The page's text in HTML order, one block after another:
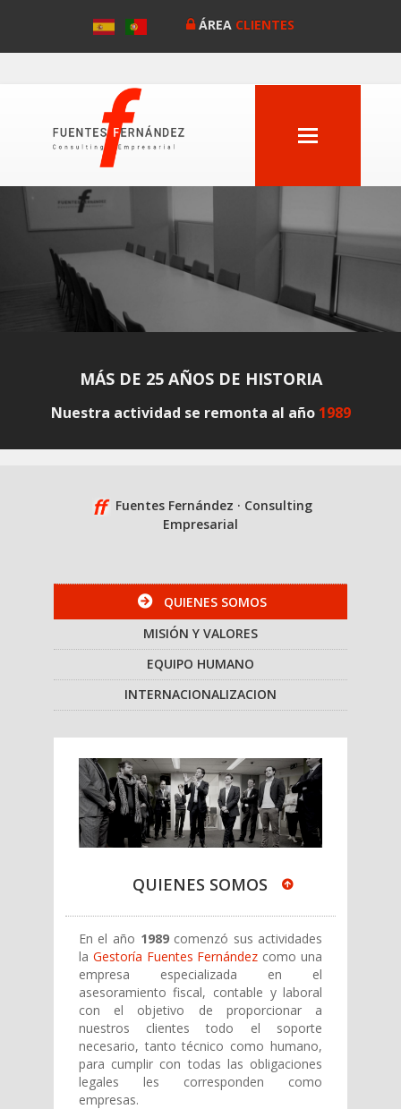
ÁREA CLIENTES
MENU
Anterior
CONOCE TODOS NUESTROS CLIENTES
MÁS DE 25 AÑOS DE HISTORIA
Nuestra actividad se remonta al año 1989
Fuentes Fernández · Consulting
Empresarial
QUIENES SOMOS
MISIÓN Y VALORES
EQUIPO HUMANO
INTERNACIONALIZACION
QUIENES SOMOS
En el año 1989comenzó sus actividades
la Gestoría Fuentes Fernández como una
empresa especializada en el
asesoramiento fiscal, contable y laboral
con el objetivo de proporcionar a
nuestros clientes todo el soporte
necesario, tanto técnico como humano,
para cumplir con todas las obligaciones
legales les corresponden como
empresas.